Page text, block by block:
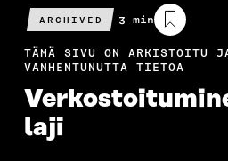
ARCHIVED
Arvioitu
lukuaika
3 min
TÄMÄ SIVU ON ARKISTOITU
VANHENTUNUTTA TIETOA
laji